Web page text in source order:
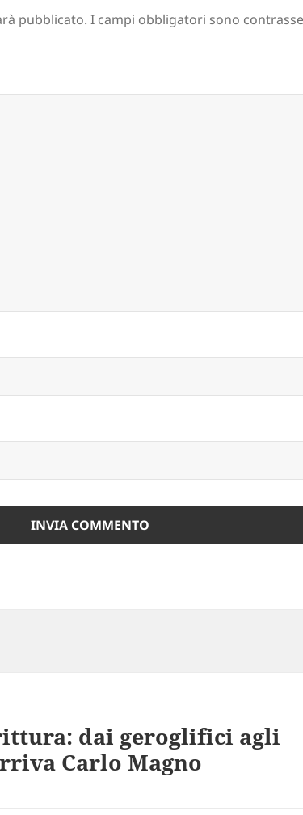
pubblicato. I campi obbligatori sono
dai geroglifici agli
Carlo Magno